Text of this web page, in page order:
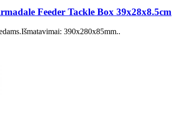
Feeder Tackle Box 39x28x8.5cm
390x280x85mm..